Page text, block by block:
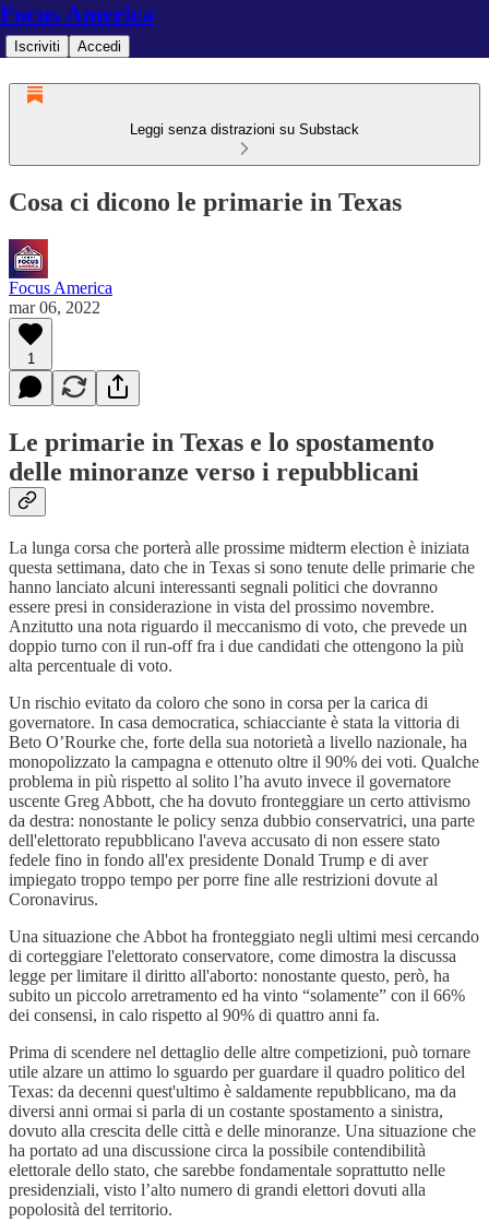
Focus America
Iscriviti Accedi
Leggi senza distrazioni su Substack
Cosa ci dicono le primarie in Texas
Focus America
mar 06, 2022
1
Le primarie in Texas e lo spostamento
delle minoranze verso i repubblicani
La lunga corsa che porterà alle prossime midterm election è iniziata
questa settimana, dato che in Texas si sono tenute delle primarie che
hanno lanciato alcuni interessanti segnali politici che dovranno
essere presi in considerazione in vista del prossimo novembre.
Anzitutto una nota riguardo il meccanismo di voto, che prevede un
doppio turno con il run-off fra i due candidati che ottengono la più
alta percentuale di voto.
Un rischio evitato da coloro che sono in corsa per la carica di
governatore. In casa democratica, schiacciante è stata la vittoria di
Beto O’Rourke che, forte della sua notorietà a livello nazionale, ha
monopolizzato la campagna e ottenuto oltre il 90% dei voti. Qualche
problema in più rispetto al solito l’ha avuto invece il governatore
uscente Greg Abbott, che ha dovuto fronteggiare un certo attivismo
da destra: nonostante le policy senza dubbio conservatrici, una parte
dell'elettorato repubblicano l'aveva accusato di non essere stato
fedele fino in fondo all'ex presidente Donald Trump e di aver
impiegato troppo tempo per porre fine alle restrizioni dovute al
Coronavirus.
Una situazione che Abbot ha fronteggiato negli ultimi mesi cercando
di corteggiare l'elettorato conservatore, come dimostra la discussa
legge per limitare il diritto all'aborto: nonostante questo, però, ha
subito un piccolo arretramento ed ha vinto “solamente” con il 66%
dei consensi, in calo rispetto al 90% di quattro anni fa.
Prima di scendere nel dettaglio delle altre competizioni, può tornare
utile alzare un attimo lo sguardo per guardare il quadro politico del
Texas: da decenni quest'ultimo è saldamente repubblicano, ma da
diversi anni ormai si parla di un costante spostamento a sinistra,
dovuto alla crescita delle città e delle minoranze. Una situazione che
ha portato ad una discussione circa la possibile contendibilità
elettorale dello stato, che sarebbe fondamentale soprattutto nelle
presidenziali, visto l’alto numero di grandi elettori dovuti alla
popolosità del territorio.